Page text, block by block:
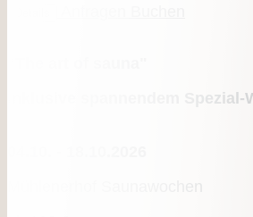
inklusive spannendem